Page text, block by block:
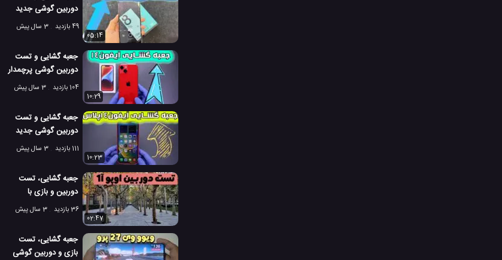
دوربین گوشی جدید
اوپو رنو 8 زد
49 بازدید
3 سال پیش
05:14
جعبه گشایی و تست
دوربین گوشی پرچمدار
آیفون 14
104 بازدید
3 سال پیش
10:29
جعبه گشایی و تست
دوربین گوشی جدید
آیفون 14 پلاس
111 بازدید
3 سال پیش
10:23
جعبه گشایی، تست
دوربین و بازی با
گوشی اوپو A1 پرو
36 بازدید
3 سال پیش
02:47
جعبه گشایی، تست
بازی و دوربین گوشی